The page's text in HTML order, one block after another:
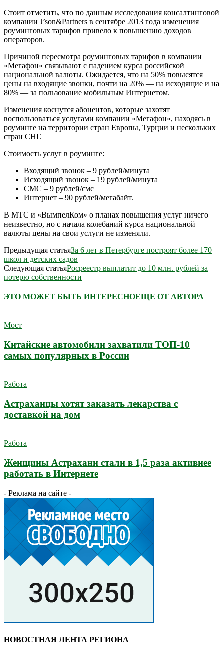
Стоит отметить, что по данным исследования консалтинговой
компании J’son&Partners в сентябре 2013 года изменения
роуминговых тарифов привело к повышению доходов
операторов.
Причиной пересмотра роуминговых тарифов в компании
«Мегафон» связывают с падением курса российской
национальной валюты. Ожидается, что на 50% повысятся
цены на входящие звонки, почти на 20% — на исходящие и на
80% — за пользование мобильным Интернетом.
Изменения коснутся абонентов, которые захотят
воспользоваться услугами компании «Мегафон», находясь в
роуминге на территории стран Европы, Турции и нескольких
стран СНГ.
Стоимость услуг в роуминге:
Входящий звонок – 9 рублей/минута
Исходящий звонок – 19 рублей/минута
СМС – 9 рублей/смс
Интернет – 90 рублей/мегабайт.
В МТС и «ВымпелКом» о планах повышения услуг ничего
неизвестно, но с начала колебаний курса национальной
валюты цены на свои услуги не изменяли.
Предыдущая статьяЗа 6 лет в Петербурге построят более 170
школ и детских садов
Следующая статьяРосреестр выплатит до 10 млн. рублей за
потерю собственности
ЭТО МОЖЕТ БЫТЬ ИНТЕРЕСНОЕЩЕ ОТ АВТОРА
Мост
Китайские автомобили захватили ТОП-10
самых популярных в России
Работа
Астраханцы хотят заказать лекарства с
доставкой на дом
Работа
Женщины Астрахани стали в 1,5 раза активнее
работать в Интернете
- Реклама на сайте -
НОВОСТНАЯ ЛЕНТА РЕГИОНА